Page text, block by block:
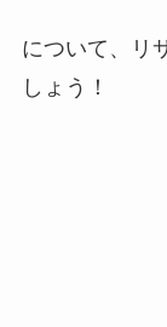
について、リ
しょう！